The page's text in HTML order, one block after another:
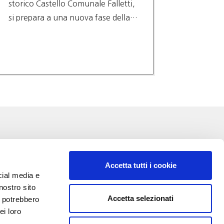
media e
sito
loro
Accetta tutti i cookie
Accetta selezionati
storico Castello Comunale Falletti,
si prepara a una nuova fase della…